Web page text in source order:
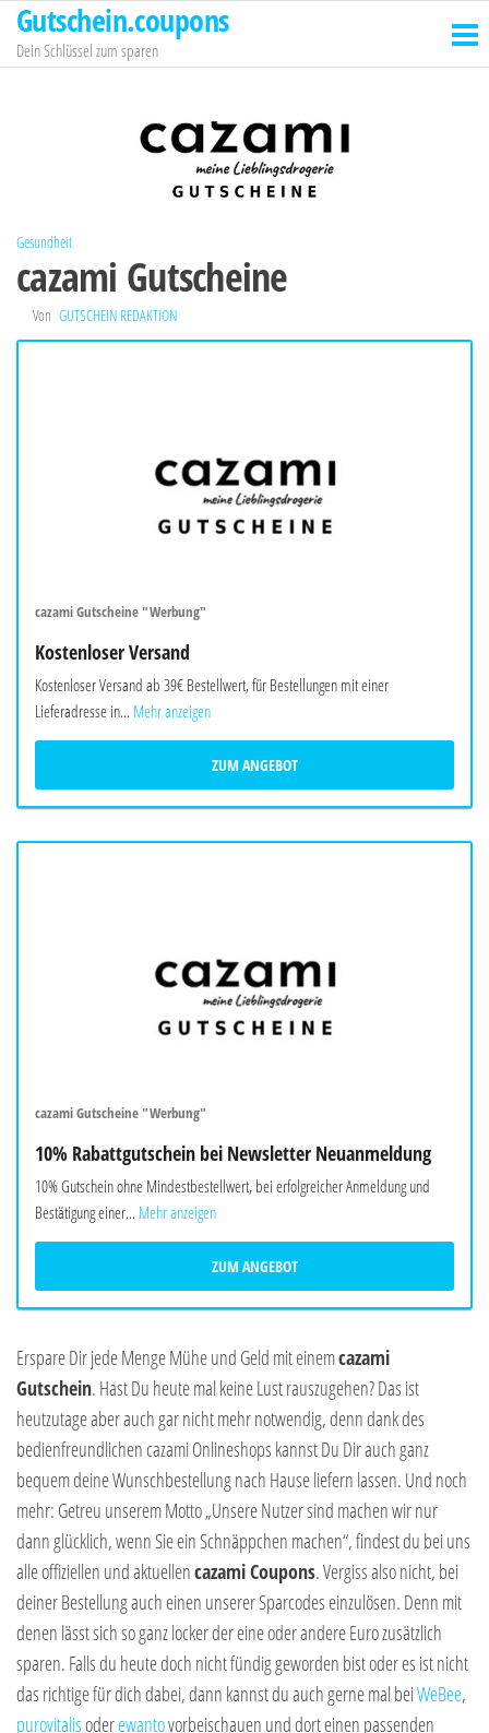
Zum
Inhalt
springen
Gutschein.coupons
Dein Schlüssel zum sparen
Gesundheit
cazami Gutscheine
Von GUTSCHEIN REDAKTION
cazami Gutscheine "Werbung"
Kostenloser Versand
Kostenloser Versand ab 39€ Bestellwert, für Bestellungen mit einer
Lieferadresse in... Mehr anzeigen
ZUM ANGEBOT
cazami Gutscheine "Werbung"
10% Rabattgutschein bei Newsletter Neuanmeldung
10% Gutschein ohne Mindestbestellwert, bei erfolgreicher Anmeldung und
Bestätigung einer... Mehr anzeigen
ZUM ANGEBOT
Erspare Dir jede Menge Mühe und Geld mit einemcazami
Gutschein. Hast Du heute mal keine Lust rauszugehen? Das ist
heutzutage aber auch gar nicht mehr notwendig, denn dank des
bedienfreundlichen cazami Onlineshops kannst Du Dir auch ganz
bequem deine Wunschbestellung nach Hause liefern lassen. Und noch
mehr: Getreu unserem Motto „Unsere Nutzer sind machen wir nur
dann glücklich, wenn Sie ein Schnäppchen machen“, findest du bei uns
alle offiziellen und aktuellencazami Coupons. Vergiss also nicht, bei
deiner Bestellung auch einen unserer Sparcodes einzulösen. Denn mit
denen lässt sich so ganz locker der eine oder andere Euro zusätzlich
sparen. Falls du heute doch nicht fündig geworden bist oder es ist nicht
das richtige für dich dabei, dann kannst du auch gerne mal beiWeBee,
purovitalisoderewantovorbeischauen und dort einen passenden